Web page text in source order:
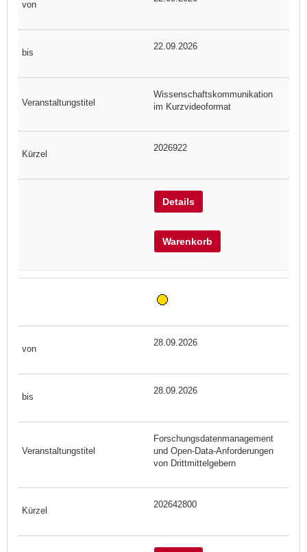
22.09.2026
Wissenschaftskommunikation
im Kurzvideoformat
2026922
Details
Warenkorb
28.09.2026
28.09.2026
Forschungsdatenmanagement
und Open-Data-Anforderungen
von Drittmittelgebern
202642800